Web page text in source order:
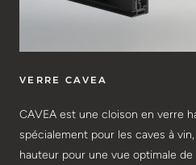
VERRE CAVEA
CAVEA est une cloison en verre
spécialement pour les caves à
hauteur pour une vue optimale